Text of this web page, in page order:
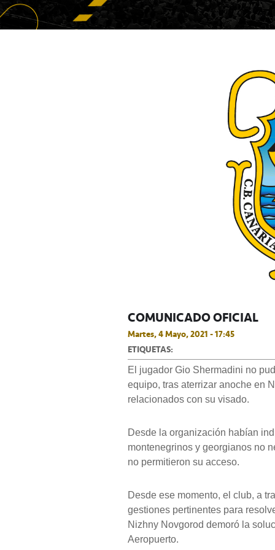
COMUNICADO OFICIAL
Martes, 4 Mayo, 2021 - 17:45
ETIQUETAS:
El jugador Gio Shermadini no
equipo, tras aterrizar anoche en
relacionados con su visado.
Desde la organización habían
montenegrinos y georgianos no
no permitieron su acceso.
Desde ese momento, el club, a
gestiones pertinentes para
Nizhny Novgorod demoró la
Aeropuerto.